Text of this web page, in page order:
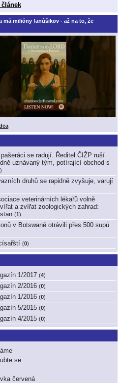
má milióny fanúšikov - až na to, že
se radují. Ředitel ČIŽP ruší
uznávaný tým, potírající obchod s
)
druhů se rapidně zvyšuje, varují
veterinárních lékařů volně
a zvířat zoologických zahrad:
(1)
v Botswaně otrávili přes 500 supů
(0)
1/2017 (4)
2/2016 (0)
1/2016 (0)
5/2015 (0)
4/2015 (0)
se
červená